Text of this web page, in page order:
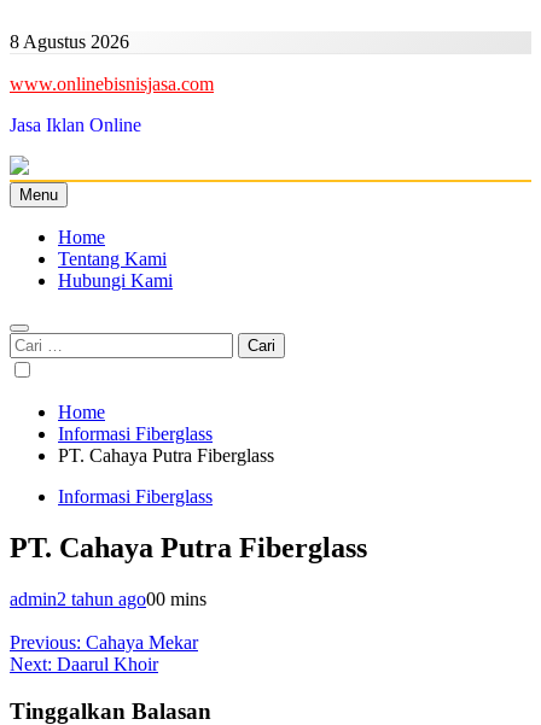
to
8 Agustus 2026
www.onlinebisnisjasa.com
Jasa Iklan Online
Menu
Home
Tentang Kami
Hubungi Kami
Cari
untuk:
Home
Informasi Fiberglass
PT. Cahaya Putra Fiberglass
Informasi Fiberglass
PT. Cahaya Putra Fiberglass
admin2 tahun ago00 mins
Navigasi
pos
Previous: Cahaya Mekar
Next: Daarul Khoir
Tinggalkan Balasan